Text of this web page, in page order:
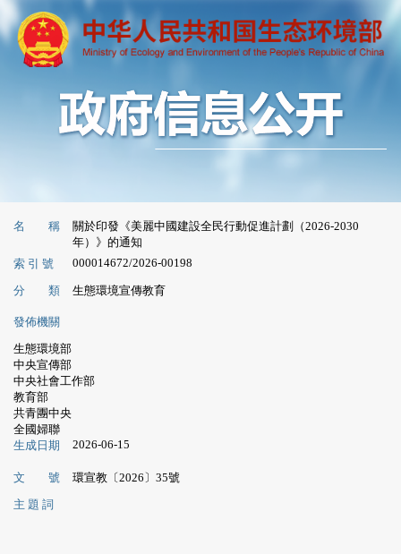
名 稱
關於印發《美麗中國建設全民行動促進計劃（2026-2030
年）》的通知
索 引 號
000014672/2026-00198
分 類 生態環境宣傳教育
發佈機關
生態環境部
中央宣傳部
中央社會工作部
教育部
共青團中央
全國婦聯
生成日期
2026-06-15
文 號
環宣教〔2026〕35號
主 題 詞